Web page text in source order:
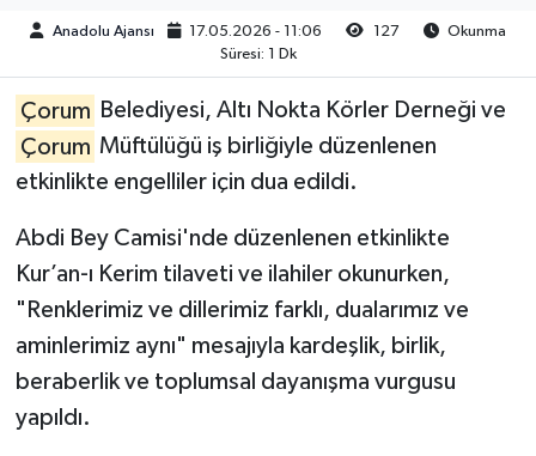
Anadolu Ajansı 17.05.2026 - 11:06 127
Okunma
Süresi: 1 Dk
Çorum Belediyesi, Altı Nokta Körler Derneği ve
Çorum Müftülüğü iş birliğiyle düzenlenen
etkinlikte engelliler için dua edildi.
Abdi Bey Camisi'nde düzenlenen etkinlikte
Kur’an-ı Kerim tilaveti ve ilahiler okunurken,
"Renklerimiz ve dillerimiz farklı, dualarımız ve
aminlerimiz aynı" mesajıyla kardeşlik, birlik,
beraberlik ve toplumsal dayanışma vurgusu
yapıldı.
Sungurlu
Uğurludağ
Sağlık